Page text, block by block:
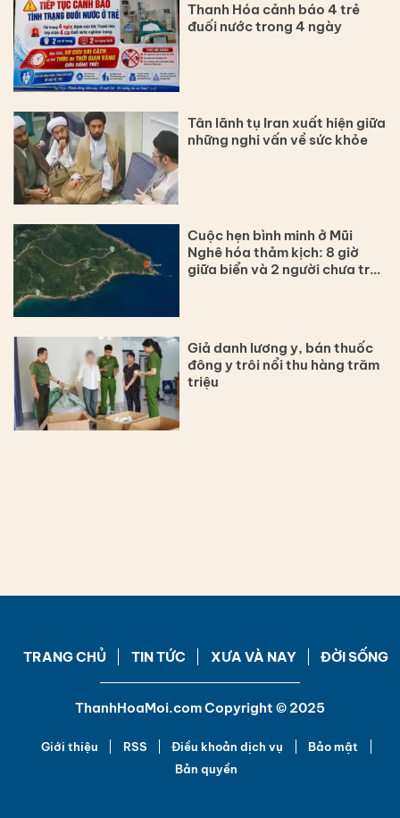
Thanh Hóa cảnh báo 4 trẻ
đuối nước trong 4 ngày
Tân lãnh tụ Iran xuất hiện giữa
những nghi vấn về sức khỏe
Cuộc hẹn bình minh ở Mũi
Nghê hóa thảm kịch: 8 giờ
giữa biển và 2 người chưa trở
Giả danh lương y, bán thuốc
đông y trôi nổi thu hàng trăm
triệu
TRANG CHỦ TIN TỨC XƯA VÀ NAY ĐỜI SỐNG
ThanhHoaMoi.com Copyright © 2025
Giới thiệu RSS Điều khoản dịch vụ
Bảo mật
Bản quyền